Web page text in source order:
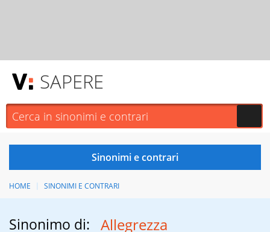
SAPERE
HOME SINONIMI E CONTRARI
Sinonimo di: Allegrezza